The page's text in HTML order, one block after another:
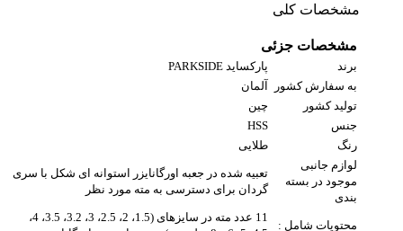
مشخصات کلی
مشخصات جزئی
برند
پارکساید PARKSIDE
به سفارش کشور
آلمان
تولید کشور
چین
جنس
HSS
رنگ
طلایی
لوازم جانبی
موجود در بسته
بندی
تعبیه شده در جعبه اورگانایزر استوانه ای شکل با سری
گردان برای دسترسی به مته مورد نظر
محتویات شامل :
11 عدد مته در سایزهای (1.5، 2، 2.5، 3، 3.2، 3.5، 4،